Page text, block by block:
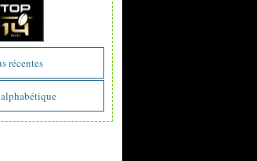
récentes